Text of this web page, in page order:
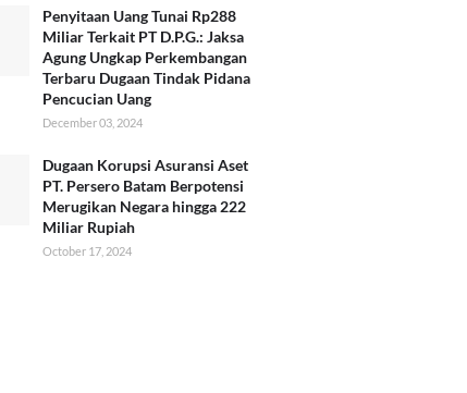
Penyitaan Uang Tunai Rp288
Miliar Terkait PT D.P.G.: Jaksa
Agung Ungkap Perkembangan
Terbaru Dugaan Tindak Pidana
Pencucian Uang
December 03, 2024
Dugaan Korupsi Asuransi Aset
PT. Persero Batam Berpotensi
Merugikan Negara hingga 222
Miliar Rupiah
October 17, 2024